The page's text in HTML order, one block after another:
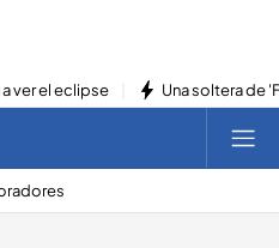
ver el eclipse Una soltera de